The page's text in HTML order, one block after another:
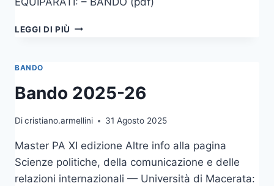
LEGGI DI PIÙ INPS
MASTER
UNIVERSITARI
E
LIVELLO
E
BANDO
Bando 2025-26
Dicristiano.armellini 31 Agosto 2025
Master PA XI edizione Altre info alla pagina
Scienze politiche, della comunicazione e delle
relazioni internazionali — Università di Macerata: